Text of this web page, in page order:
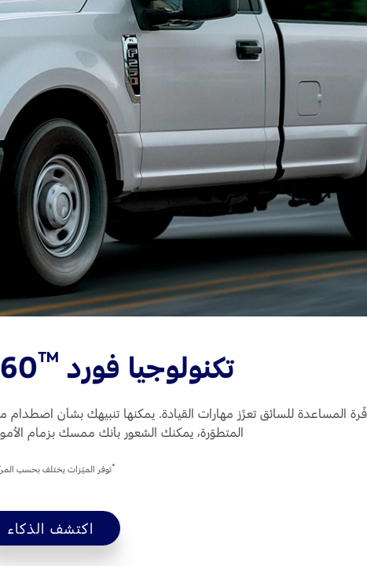
تكنولوجيا فورد ™
المساعدة للسائق تعزّز مهارات القيادة. يمكنها تنبيهك بشأن
المتطوّرة، يمكنك الشعور بأنك ممسك بزمام
*توفر الميّزات يختلف بحسب
اكتشف الذكاء